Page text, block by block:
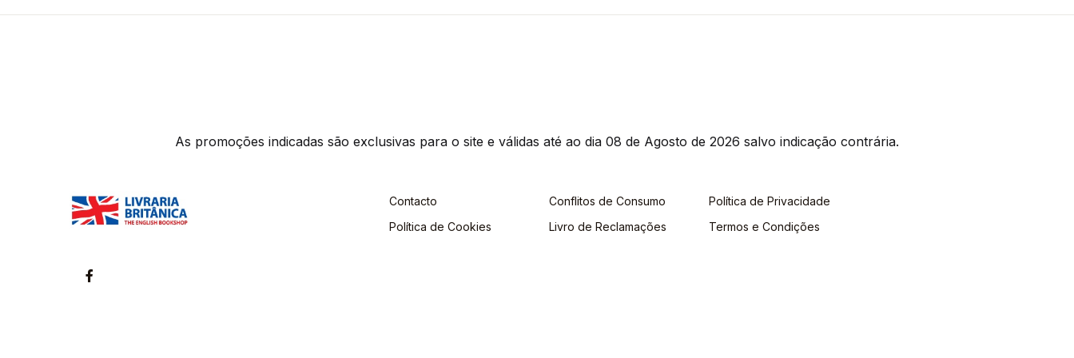
As promoções indicadas são exclusivas para o site e válidas até ao dia 08 de Agosto de 2026 salvo indicação contrária.
Contacto
Política de Cookies
Conflitos de Consumo
Livro de Reclamações
Política de Privacidade
Termos e Condições